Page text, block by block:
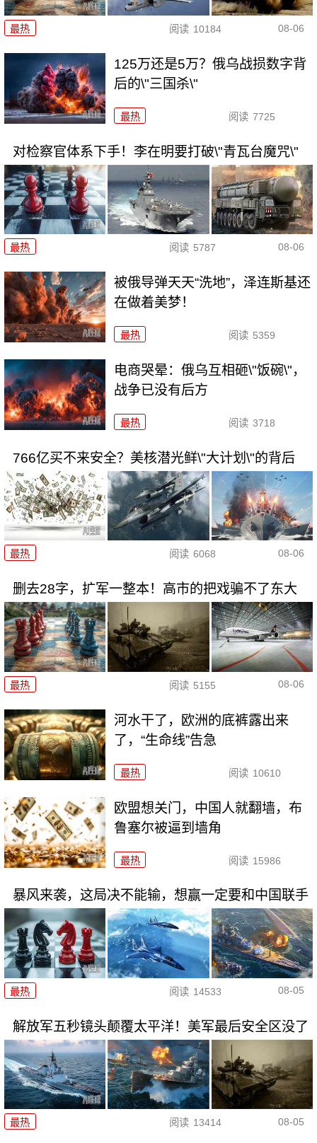
最热 阅读 10184 08-06
125万还是5万？俄乌战损数字背
后的\"三国杀\"
最热 阅读 7725
对检察官体系下手！李在明要打破\"青瓦台魔咒\"
最热 阅读 5787 08-06
被俄导弹天天“洗地”，泽连斯基还
在做着美梦！
最热 阅读 5359
电商哭晕：俄乌互相砸\"饭碗\"，
战争已没有后方
最热 阅读 3718
766亿买不来安全？美核潜光鲜\"大计划\"的背后
最热 阅读 6068 08-06
删去28字，扩军一整本！高市的把戏骗不了东大
最热 阅读 5155 08-06
河水干了，欧洲的底裤露出来
了，“生命线”告急
最热 阅读 10610
欧盟想关门，中国人就翻墙，布
鲁塞尔被逼到墙角
最热 阅读 15986
暴风来袭，这局决不能输，想赢一定要和中国联手
最热 阅读 14533 08-05
解放军五秒镜头颠覆太平洋！美军最后安全区没了
最热 阅读 13414 08-05